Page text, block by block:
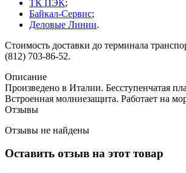
ТК ПЭК;
Байкал-Сервис;
Деловые Линии.
Стоимость доставки до терминала
(812) 703-86-52.
Описание
Произведено в Италии. Бесступенчатая
Встроенная молниезащита. Работает на
Отзывы
Отзывы не найдены
Оставить отзыв на этот товар